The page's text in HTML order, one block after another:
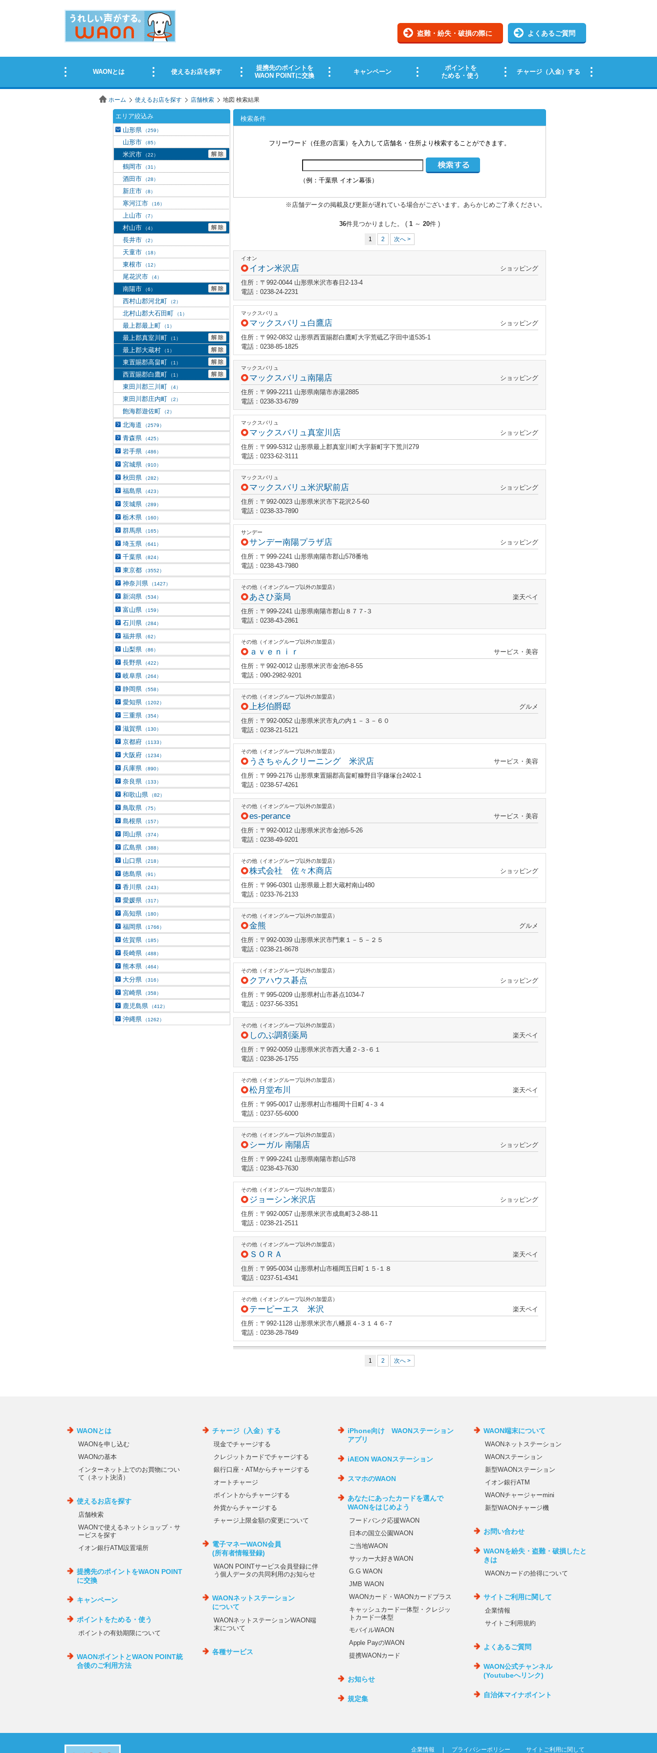
ホーム 使えるお店を探す 店舗検索 地図 検索結果
検索条件
フリーワード（任意の言葉）を入力して店舗名・住所より検索することができます。
（例：千葉県 イオン幕張）
※店舗データの掲載及び更新が遅れている場合がございます。あらかじめご了承ください。
36件見つかりました。 ( 1 ～ 20件 )
1 2 次へ >
イオン
イオン米沢店
ショッピング
住所：〒992-0044 山形県米沢市春日2-13-4
電話：0238-24-2231
マックスバリュ
マックスバリュ白鷹店
ショッピング
住所：〒992-0832 山形県西置賜郡白鷹町大字荒砥乙字田中道535-1
電話：0238-85-1825
マックスバリュ
マックスバリュ南陽店
ショッピング
住所：〒999-2211 山形県南陽市赤湯2885
電話：0238-33-6789
マックスバリュ
マックスバリュ真室川店
ショッピング
住所：〒999-5312 山形県最上郡真室川町大字新町字下荒川279
電話：0233-62-3111
マックスバリュ
マックスバリュ米沢駅前店
ショッピング
住所：〒992-0023 山形県米沢市下花沢2-5-60
電話：0238-33-7890
サンデー
サンデー南陽プラザ店
ショッピング
住所：〒999-2241 山形県南陽市郡山578番地
電話：0238-43-7980
その他（イオングループ以外の加盟店）
あさひ薬局
楽天ペイ
住所：〒999-2241 山形県南陽市郡山８７７‐３
電話：0238-43-2861
その他（イオングループ以外の加盟店）
ａｖｅｎｉｒ
サービス・美容
住所：〒992-0012 山形県米沢市金池6-8-55
電話：090-2982-9201
その他（イオングループ以外の加盟店）
上杉伯爵邸
グルメ
住所：〒992-0052 山形県米沢市丸の内１－３－６０
電話：0238-21-5121
その他（イオングループ以外の加盟店）
うさちゃんクリーニング 米沢店
サービス・美容
住所：〒999-2176 山形県東置賜郡高畠町糠野目字鎌塚台2402-1
電話：0238-57-4261
その他（イオングループ以外の加盟店）
es-perance
サービス・美容
住所：〒992-0012 山形県米沢市金池6-5-26
電話：0238-49-9201
その他（イオングループ以外の加盟店）
株式会社 佐々木商店
ショッピング
住所：〒996-0301 山形県最上郡大蔵村南山480
電話：0233-76-2133
その他（イオングループ以外の加盟店）
金熊
グルメ
住所：〒992-0039 山形県米沢市門東１－５－２５
電話：0238-21-8678
その他（イオングループ以外の加盟店）
クアハウス碁点
ショッピング
住所：〒995-0209 山形県村山市碁点1034-7
電話：0237-56-3351
その他（イオングループ以外の加盟店）
しのぶ調剤薬局
楽天ペイ
住所：〒992-0059 山形県米沢市西大通２‐３‐６１
電話：0238-26-1755
その他（イオングループ以外の加盟店）
松月堂布川
楽天ペイ
住所：〒995-0017 山形県村山市楯岡十日町４‐３４
電話：0237-55-6000
その他（イオングループ以外の加盟店）
シーガル 南陽店
ショッピング
住所：〒999-2241 山形県南陽市郡山578
電話：0238-43-7630
その他（イオングループ以外の加盟店）
ジョーシン米沢店
ショッピング
住所：〒992-0057 山形県米沢市成島町3-2-88-11
電話：0238-21-2511
その他（イオングループ以外の加盟店）
ＳＯＲＡ
楽天ペイ
住所：〒995-0034 山形県村山市楯岡五日町１５‐１８
電話：0237-51-4341
その他（イオングループ以外の加盟店）
テーピーエス 米沢
楽天ペイ
住所：〒992-1128 山形県米沢市八幡原４‐３１４６‐７
電話：0238-28-7849
1 2 次へ >
エリア絞込み
山形県
（259）
山形市 （85）
米沢市 （22）
鶴岡市 （31）
酒田市 （28）
新庄市 （8）
寒河江市 （16）
上山市 （7）
村山市 （4）
長井市 （2）
天童市 （18）
東根市 （12）
尾花沢市 （4）
南陽市 （6）
西村山郡河北町 （2）
北村山郡大石田町 （1）
最上郡最上町 （1）
最上郡真室川町 （1）
最上郡大蔵村 （1）
東置賜郡高畠町 （1）
西置賜郡白鷹町 （1）
東田川郡三川町 （4）
東田川郡庄内町 （2）
飽海郡遊佐町 （2）
北海道 （2579）
青森県 （425）
岩手県 （486）
宮城県 （910）
秋田県 （282）
福島県 （423）
茨城県 （289）
栃木県 （160）
群馬県 （165）
埼玉県 （641）
千葉県 （824）
東京都 （3552）
神奈川県 （1427）
新潟県 （534）
富山県 （159）
石川県 （284）
福井県 （62）
山梨県 （86）
長野県 （422）
岐阜県 （264）
静岡県 （558）
愛知県 （1202）
三重県 （354）
滋賀県 （130）
京都府 （1133）
大阪府 （1234）
兵庫県 （890）
奈良県 （133）
和歌山県 （82）
鳥取県 （75）
島根県 （157）
岡山県 （374）
広島県 （388）
山口県 （218）
徳島県 （91）
香川県 （243）
愛媛県 （317）
高知県 （180）
福岡県 （1766）
佐賀県 （185）
長崎県 （488）
熊本県 （464）
大分県 （316）
宮崎県 （358）
鹿児島県 （412）
沖縄県 （1262）